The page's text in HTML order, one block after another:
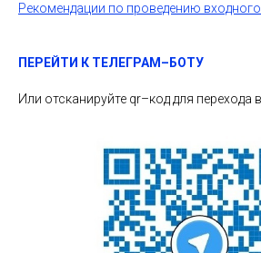
Рекомендации по проведению
ПЕРЕЙТИ К ТЕЛЕГРАМ–БОТУ
Или отсканируйте qr–код для перехода